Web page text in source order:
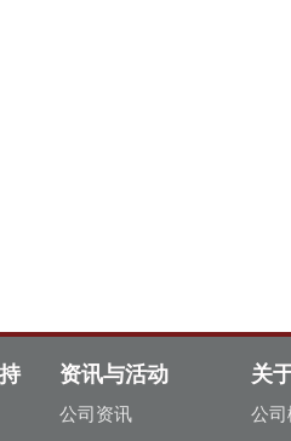
资讯与活动
公司资讯
关
公司